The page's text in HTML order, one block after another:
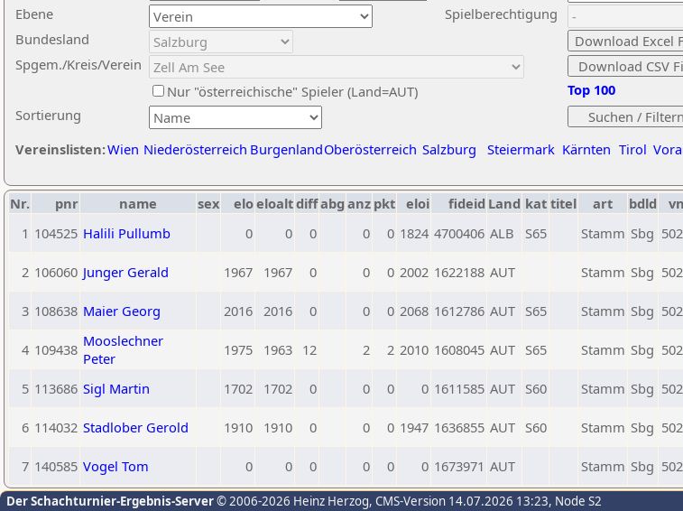
Ebene
Sortierung
Bundesland
Spgem./Kreis/Verein
Nur "österreichische" Spieler (Land=AUT)
Spielberechtigung
Vereinslisten:Wien Niederösterreich BurgenlandOberösterreich Salzburg Steiermark Kärnten Tirol
Top 100
Nr. pnr name sex eloeloaltdiffabg anz pkt eloi fideid Land kat titel art bdld
1 104525 Halili Pullumb 0 0 0 0 0 1824 4700406 ALB S65 Stamm Sbg
2 106060 Junger Gerald 1967 1967 0 0 0 2002 1622188 AUT Stamm Sbg
3 108638 Maier Georg 2016 2016 0 0 0 2068 1612786 AUT S65 Stamm Sbg
4 109438 Mooslechner
Peter
1975 1963 12 2 2 2010 1608045 AUT S65 Stamm Sbg
5 113686 Sigl Martin 1702 1702 0 0 0 0 1611585 AUT S60 Stamm Sbg
6 114032 Stadlober Gerold 1910 1910 0 0 0 1947 1636855 AUT S60 Stamm Sbg
7 140585 Vogel Tom 0 0 0 0 0 0 1673971 AUT Stamm Sbg
Der Schachturnier-Ergebnis-Server© 2006-2026 Heinz Herzog, CMS-Version 14.07.2026 13:23, Node S2